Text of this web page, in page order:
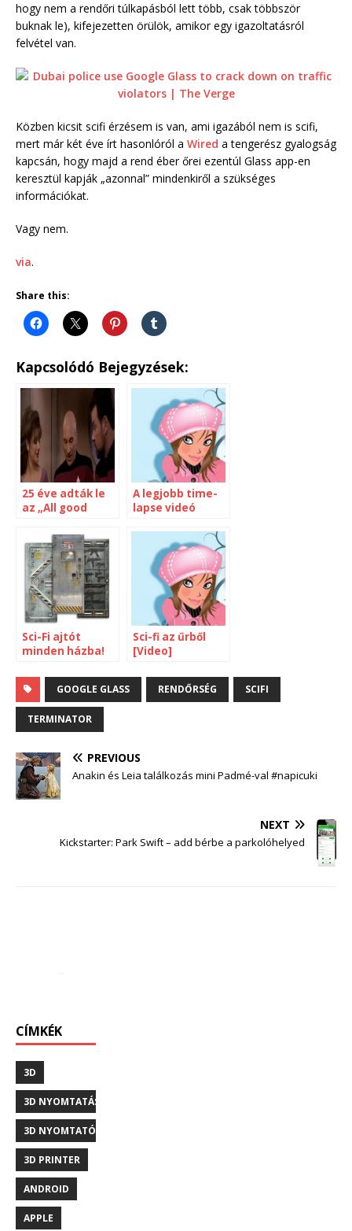
hogy nem a rendőri túlkapásból lett több, csak többször
buknak le), kifejezetten örülök, amikor egy igazoltatásról
felvétel van.
Közben kicsit scifi érzésem is van, ami igazából nem is scifi,
mert már két éve írt hasonlóról a Wired a tengerész gyalogság
kapcsán, hogy majd a rend éber őrei ezentúl Glass app-en
keresztül kapják „azonnal” mindenkiről a szükséges
információkat.
Vagy nem.
via.
Share this:
Kapcsolódó Bejegyzések:
25 éve adták le
az „All good
Star Trek TNG
epizódot
A legjobb time-
lapse videó
Sci-Fi ajtót
minden házba!
Sci-fi az űrből
[Video]
GOOGLE GLASS RENDŐRSÉG SCIFI
TERMINATOR
PREVIOUS
Anakin és Leia találkozás mini Padmé-val #napicuki
NEXT
Kickstarter: Park Swift – add bérbe a parkolóhelyed
CÍMKÉK
3D
3D NYOMTATÁS
3D NYOMTATÓ
3D PRINTER
ANDROID
APPLE